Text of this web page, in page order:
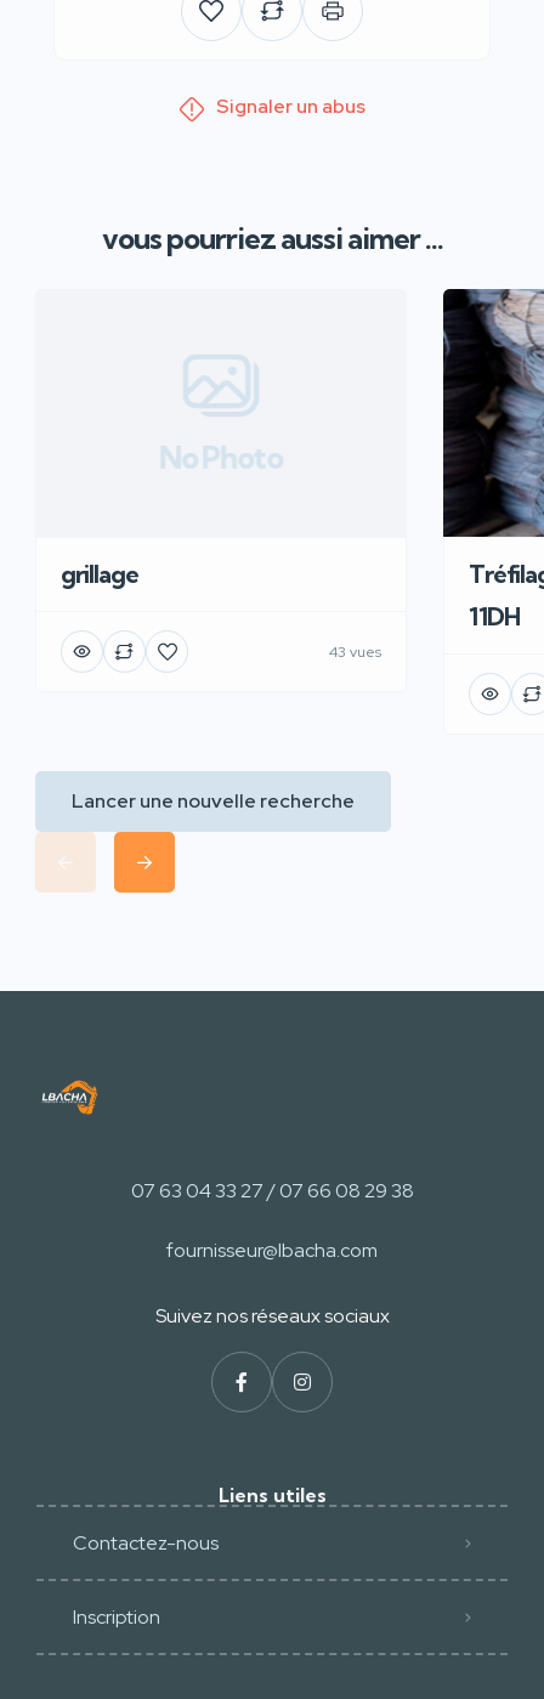
Signaler un abus
vous pourriez aussi aimer ...
No Photo
grillage
43 vues
11DH
Lancer une nouvelle recherche
07 63 04 33 27 / 07 66 08 29 38
fournisseur@lbacha.com
Suivez nos réseaux sociaux​
Liens utiles
Contactez-nous
Inscription